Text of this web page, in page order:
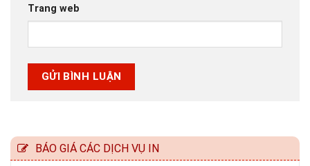
Trang web
BÁO GIÁ CÁC DỊCH VỤ IN